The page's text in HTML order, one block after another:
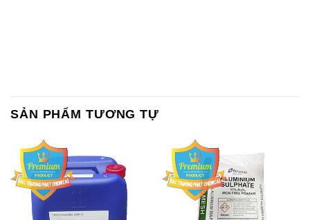
SẢN PHẨM TƯƠNG TỰ